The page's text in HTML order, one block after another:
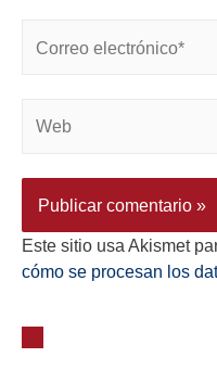
Este sitio usa Akismet
cómo se procesan los